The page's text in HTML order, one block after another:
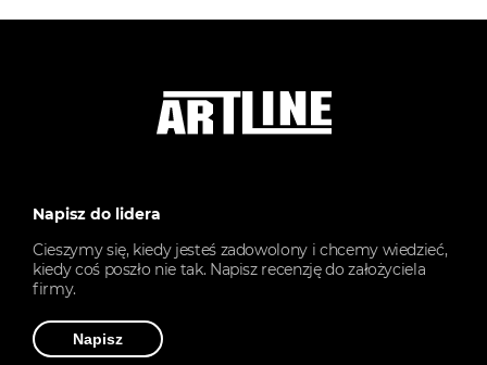
Napisz do lidera
Cieszymy się, kiedy jesteś zadowolony i chcemy wiedzieć,
kiedy coś poszło nie tak. Napisz recenzję do założyciela
firmy.
Napisz